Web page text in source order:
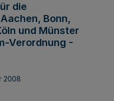
die
Bonn,
und Münster
Verordnung -
2008